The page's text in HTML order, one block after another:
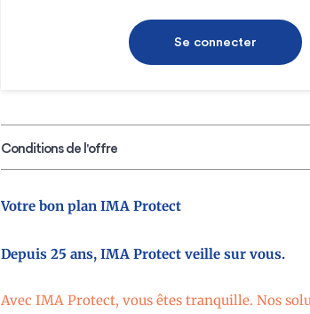
Se connecter
Conditions de l'offre
Votre bon plan IMA Protect
Depuis 25 ans, IMA Protect veille sur vous.
Avec IMA Protect, vous êtes tranquille. Nos